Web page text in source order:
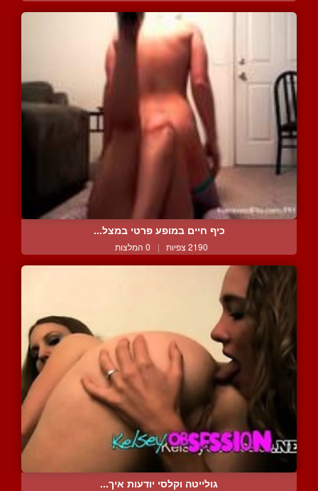
כיף חיים במופע פרטי במצל...
2190 צפיות | 0 המלצות
גולייטה וקלסי יודעות איך...